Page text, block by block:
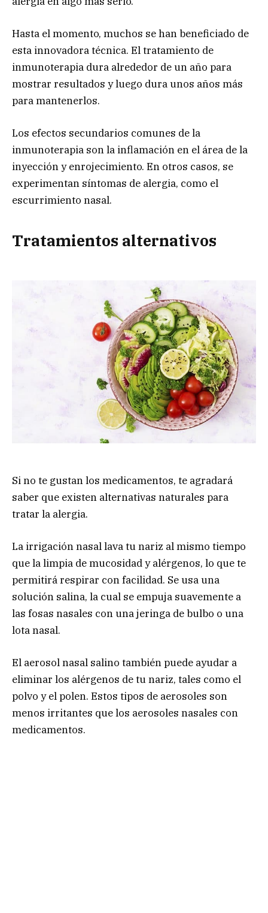
Hasta el momento, muchos se han beneficiado de
esta innovadora técnica. El tratamiento de
inmunoterapia dura alrededor de un año para
mostrar resultados y luego dura unos años más
para mantenerlos.
Los efectos secundarios comunes de la
inmunoterapia son la inflamación en el área de la
inyección y enrojecimiento. En otros casos, se
experimentan síntomas de alergia, como el
escurrimiento nasal.
Tratamientos alternativos
Si no te gustan los medicamentos, te agradará
saber que existen alternativas naturales para
tratar la alergia.
La irrigación nasal lava tu nariz al mismo tiempo
que la limpia de mucosidad y alérgenos, lo que te
permitirá respirar con facilidad. Se usa una
solución salina, la cual se empuja suavemente a
las fosas nasales con una jeringa de bulbo o una
lota nasal.
El aerosol nasal salino también puede ayudar a
eliminar los alérgenos de tu nariz, tales como el
polvo y el polen. Estos tipos de aerosoles son
menos irritantes que los aerosoles nasales con
medicamentos.